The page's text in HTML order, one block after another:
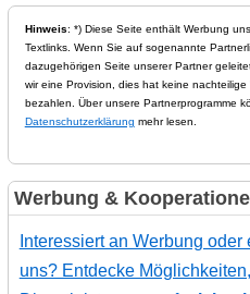
Hinweis: *) Diese Seite enthält Werbung
Textlinks. Wenn Sie auf sogenannte
dazugehörigen Seite unserer Partner
wir eine Provision, dies hat keine
bezahlen. Über unsere Partnerprogramme
Datenschutzerklärung mehr lesen.
Werbung &
Interessiert an Werbung
uns? Entdecke